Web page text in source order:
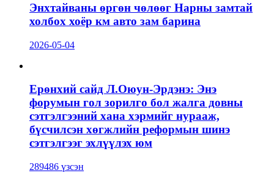
Энхтайваны өргөн чөлөөг Нарны замтай
холбох хоёр км авто зам барина
2026-05-04
Ерөнхий сайд Л.Оюун-Эрдэнэ: Энэ
форумын гол зорилго бол жалга довны
сэтгэлгээний хана хэрмийг нурааж,
бүсчилсэн хөгжлийн реформын шинэ
сэтгэлгээг эхлүүлэх юм
289486 үзсэн